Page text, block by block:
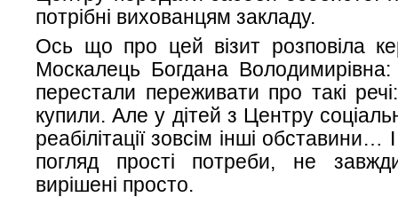
потрібні вихованцям закладу.
Ось що про цей візит розповіла
Москалець Богдана
перестали переживати про такі
купили. Але у дітей з Центру
реабілітації зовсім інші обставини…
погляд прості потреби, не
вирішені просто.